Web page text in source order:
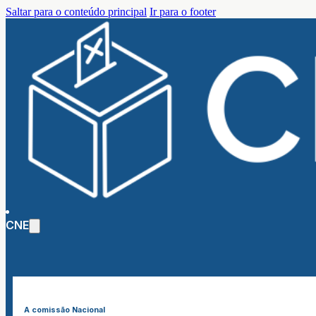
Saltar para o conteúdo principal Ir para o footer
CNE
A comissão Nacional